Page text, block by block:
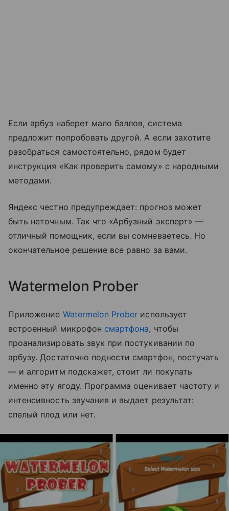
Если арбуз наберет мало баллов, система
предложит попробовать другой. А если захотите
разобраться самостоятельно, рядом будет
инструкция «Как проверить самому» с народными
методами.
Яндекс честно предупреждает: прогноз может
быть неточным. Так что «Арбузный эксперт» —
отличный помощник, если вы сомневаетесь. Но
окончательное решение все равно за вами.
Watermelon Prober
Приложение Watermelon Prober использует
встроенный микрофон смартфона, чтобы
проанализировать звук при постукивании по
арбузу. Достаточно поднести смартфон, постучать
— и алгоритм подскажет, стоит ли покупать
именно эту ягоду. Программа оценивает частоту и
интенсивность звучания и выдает результат:
спелый плод или нет.